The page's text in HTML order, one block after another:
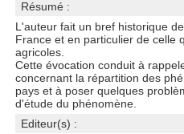
Résumé :
L'auteur fait un bref historique
France et en particulier de celle
agricoles.
Cette évocation conduit à
concernant la répartition des
pays et à poser quelques
d'étude du phénomène.
Editeur(s) :